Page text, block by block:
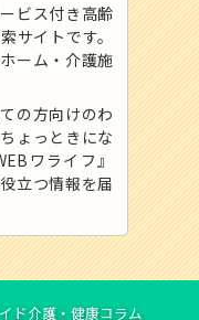
ビス付き高齢
サイトです。
ーム・介護施
の方向けのわ
ょっときにな
ワライフ』
立つ情報を届
ド介護・健康コラム